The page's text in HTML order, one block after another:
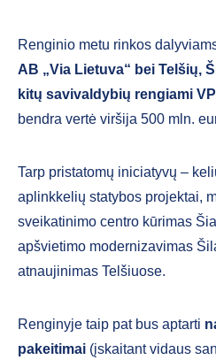
Renginio metu rinkos
AB „Via Lietuva“ bei Telšių,
kitų savivaldybių rengiami
bendra vertė viršija 500 mln.
Tarp pristatomų iniciatyvų –
aplinkkelių statybos projektai,
sveikatinimo centro kūrimas
apšvietimo modernizavimas
atnaujinimas Telšiuose.
Renginyje taip pat bus aptarti
pakeitimai (įskaitant vidaus